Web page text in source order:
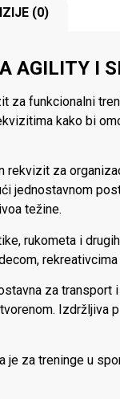
(0)
AGILITY I
za funkcionalni
kako bi
rekvizit za
jednostavnom
težine.
rukometa i
za
Izdržljiva
je za treninge u